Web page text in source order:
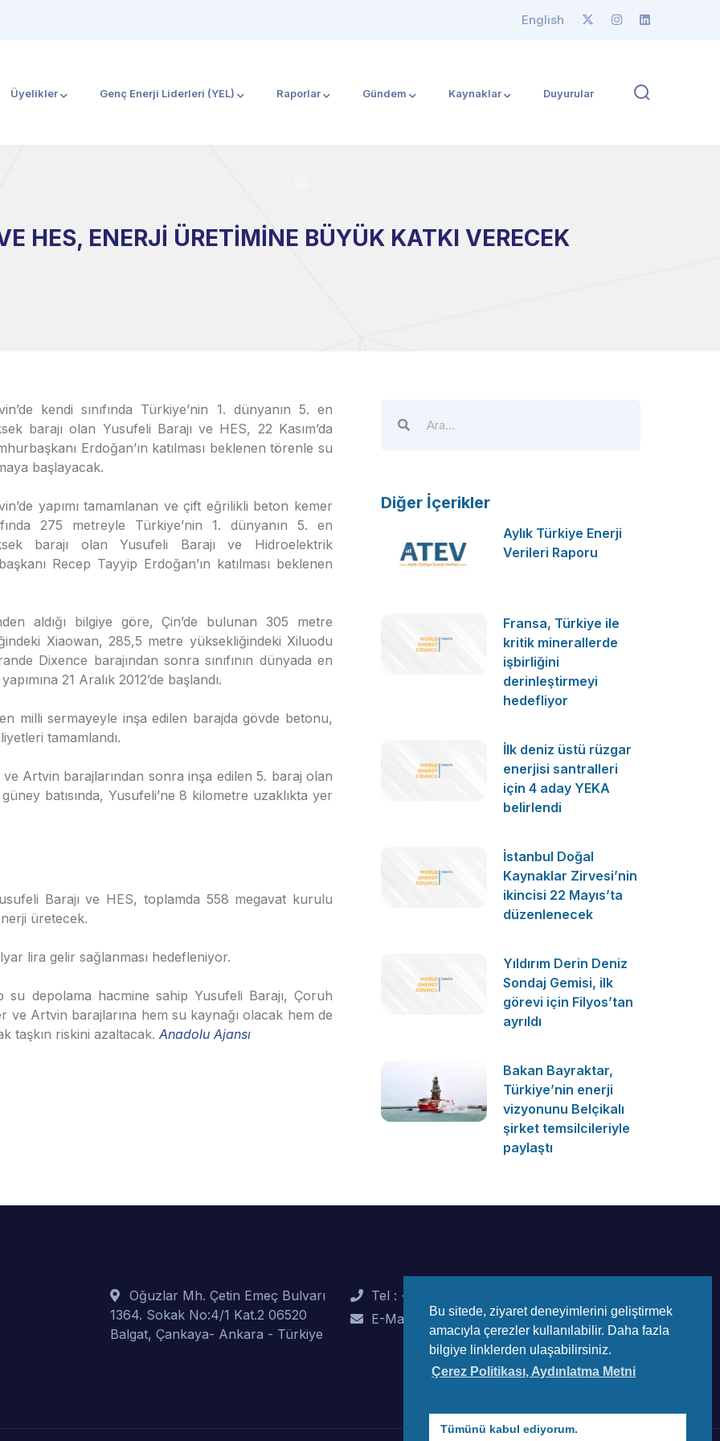
English
Üyelikler Genç Enerji Liderleri (YEL) Raporlar Gündem Kaynaklar Duyurular
HES, ENERJİ ÜRETİMİNE BÜYÜK KATKI VERECEK
kendi sınıfında Türkiye’nin 1. dünyanın 5. en
barajı olan Yusufeli Barajı ve HES, 22 Kasım’da
Erdoğan’ın katılması beklenen törenle su
başlayacak.
yapımı tamamlanan ve çift eğrilikli beton kemer
275 metreyle Türkiye’nin 1. dünyanın 5. en
barajı olan Yusufeli Barajı ve Hidroelektrik
Recep Tayyip Erdoğan’ın katılması beklenen
aldığı bilgiye göre, Çin’de bulunan 305 metre
Xiaowan, 285,5 metre yüksekliğindeki Xiluodu
Dixence barajından sonra sınıfının dünyada en
21 Aralık 2012’de başlandı.
milli sermayeyle inşa edilen barajda gövde betonu,
tamamlandı.
Artvin barajlarından sonra inşa edilen 5. baraj olan
batısında, Yusufeli’ne 8 kilometre uzaklıkta yer
Barajı ve HES, toplamda 558 megavat kurulu
üretecek.
lira gelir sağlanması hedefleniyor.
depolama hacmine sahip Yusufeli Barajı, Çoruh
Artvin barajlarına hem su kaynağı olacak hem de
taşkın riskini azaltacak. Anadolu Ajansı
Diğer İçerikler
Aylık Türkiye Enerji
Verileri Raporu
Fransa, Türkiye ile
kritik minerallerde
işbirliğini
derinleştirmeyi
hedefliyor
İlk deniz üstü rüzgar
enerjisi santralleri
için 4 aday YEKA
belirlendi
İstanbul Doğal
Kaynaklar Zirvesi’nin
ikincisi 22 Mayıs’ta
düzenlenecek
Yıldırım Derin Deniz
Sondaj Gemisi, ilk
görevi için Filyos’tan
ayrıldı
Bakan Bayraktar,
Türkiye’nin enerji
vizyonunu Belçikalı
şirket temsilcileriyle
paylaştı
Oğuzlar Mh. Çetin Emeç Bulvarı
1364. Sokak No:4/1 Kat.2 06520
Balgat, Çankaya- Ankara - Türkiye
Tel : +90 (312) 442 82 78
E-Mail : info@wec-turkiye.org.tr
Bu sitede, ziyaret deneyimlerini geliştirmek
amacıyla çerezler kullanılabilir. Daha fazla
bilgiye linklerden ulaşabilirsiniz.
Çerez Politikası, Aydınlatma Metni
Tümünü kabul ediyorum.